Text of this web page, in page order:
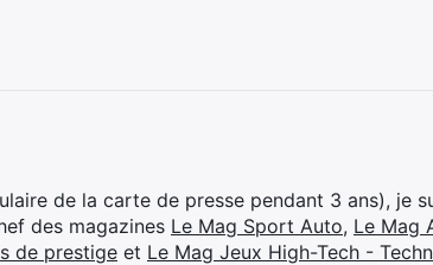
de la carte de presse pendant 3 ans), je
des magazines Le Mag Sport Auto, Le Mag
de prestige et Le Mag Jeux High-Tech -